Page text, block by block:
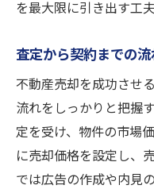
を最大限に引き出す工
査定から契約までの
不動産売却を成功させ
流れをしっかりと把握
定を受け、物件の市場
に売却価格を設定し、
では広告の作成や内見